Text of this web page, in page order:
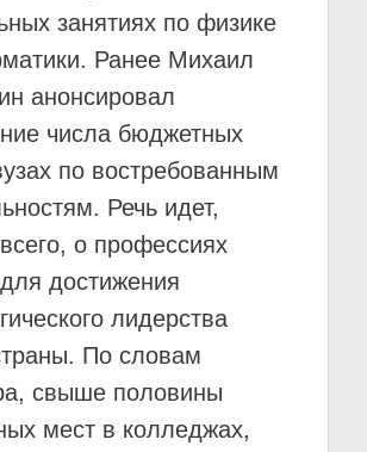
занятиях по физике
Ранее Михаил
анонсировал
числа бюджетных
по востребованным
Речь идет,
о профессиях
достижения
лидерства
По словам
свыше половины
мест в колледжах,